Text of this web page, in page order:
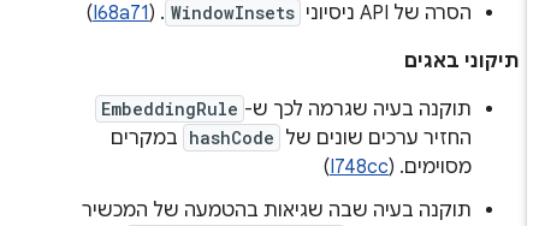
הסרה של API ניסיוני
WindowInsets
. (
I68a71
)
תיקוני באגים
תוקנה בעיה שגרמה לכך ש- EmbeddingRule
החזיר ערכים שונים של hashCode במקרים
מסוימים. (I748cc
)
תוקנה בעיה שבה שגיאות בהטמעה של המכשיר